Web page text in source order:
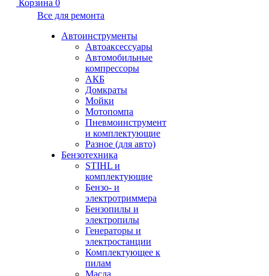
Корзина 0
Все для ремонта
Автоинструменты
Автоаксессуары
Автомобильные
компрессоры
АКБ
Домкраты
Мойки
Мотопомпа
Пневмоинструмент
и комплектующие
Разное (для авто)
Бензотехника
STIHL и
комплектующие
Бензо- и
электротриммера
Бензопилы и
электропилы
Генераторы и
электростанции
Комплектующее к
пилам
Масла